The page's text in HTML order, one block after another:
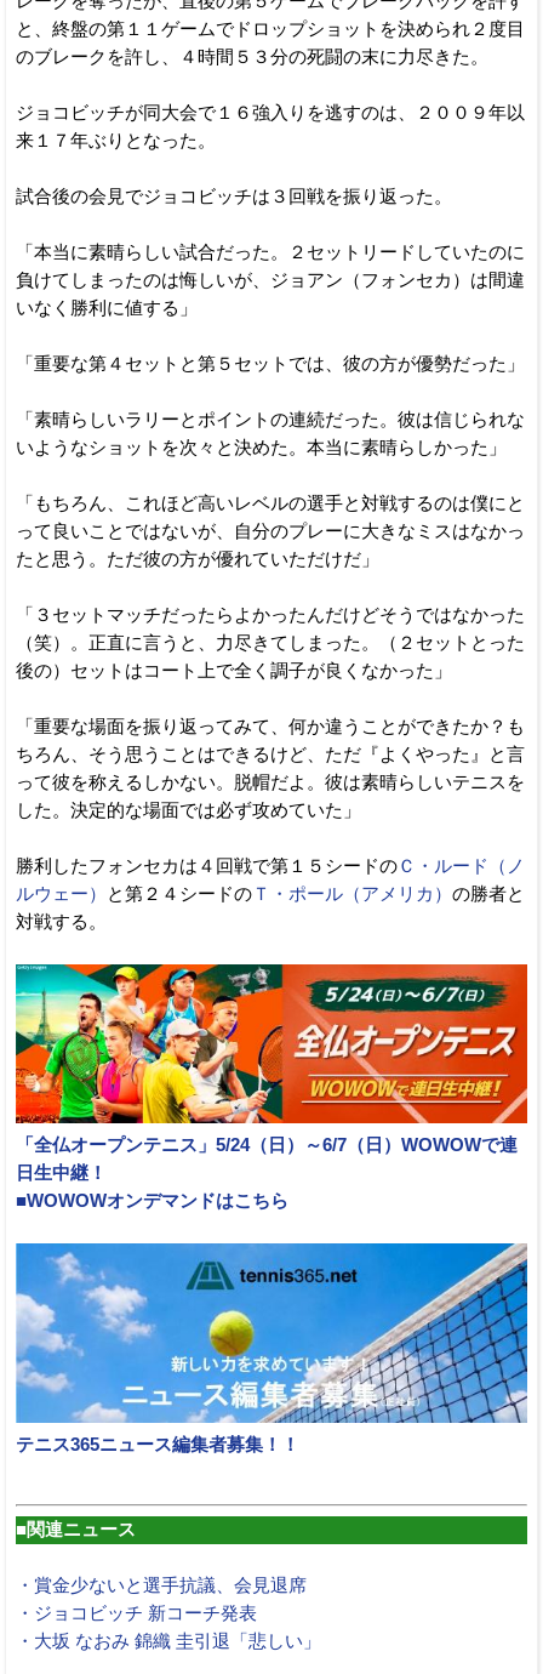
と、終盤の第１１ゲームでドロップショットを決められ２度目
のブレークを許し、４時間５３分の死闘の末に力尽きた。
ジョコビッチが同大会で１６強入りを逃すのは、２００９年以
来１７年ぶりとなった。
試合後の会見でジョコビッチは３回戦を振り返った。
「本当に素晴らしい試合だった。２セットリードしていたのに
負けてしまったのは悔しいが、ジョアン（フォンセカ）は間違
いなく勝利に値する」
「重要な第４セットと第５セットでは、彼の方が優勢だった」
「素晴らしいラリーとポイントの連続だった。彼は信じられな
いようなショットを次々と決めた。本当に素晴らしかった」
「もちろん、これほど高いレベルの選手と対戦するのは僕にと
って良いことではないが、自分のプレーに大きなミスはなかっ
たと思う。ただ彼の方が優れていただけだ」
「３セットマッチだったらよかったんだけどそうではなかった
（笑）。正直に言うと、力尽きてしまった。（２セットとった
後の）セットはコート上で全く調子が良くなかった」
「重要な場面を振り返ってみて、何か違うことができたか？も
ちろん、そう思うことはできるけど、ただ『よくやった』と言
って彼を称えるしかない。脱帽だよ。彼は素晴らしいテニスを
した。決定的な場面では必ず攻めていた」
勝利したフォンセカは４回戦で第１５シードのＣ・ルード（ノ
ルウェー）
と第２４シードの Ｔ・ポール（アメリカ） の勝者と
対戦する。
「全仏オープンテニス」5/24（日）～6/7（日）WOWOWで連
日生中継！
■WOWOWオンデマンドはこちら
テニス365ニュース編集者募集！！
■関連ニュース
・賞金少ないと選手抗議、会見退席
・ジョコビッチ 新コーチ発表
・大坂 なおみ 錦織 圭引退「悲しい」